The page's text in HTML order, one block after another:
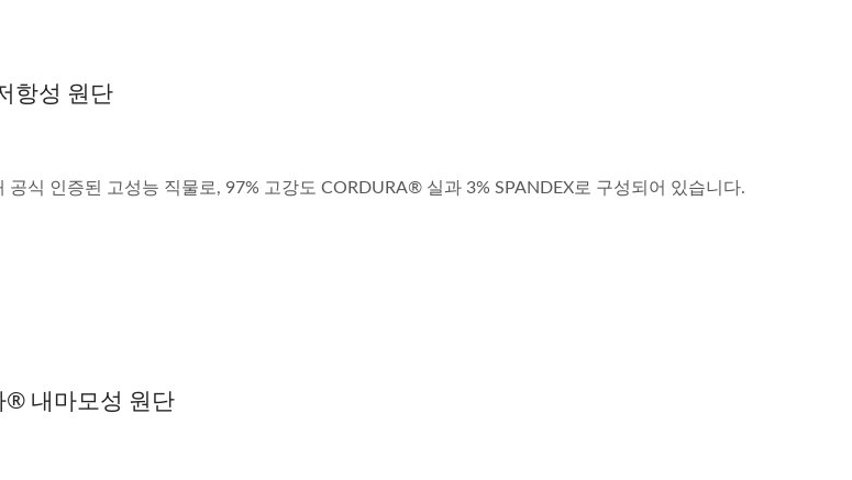
항성 원단
식 인증된 고성능 직물로, 97% 고강도 CORDURA® 실과 3% SPANDEX로 구성되어 있습니다.
® 내마모성 원단